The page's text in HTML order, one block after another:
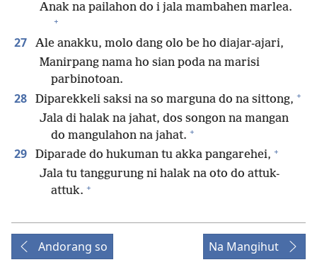
Anak na pailahon do i jala mambahen marlea.
+
27
Ale anakku, molo dang olo be ho diajar-ajari,
Manirpang nama ho sian poda na marisi
parbinotoan.
28 Diparekkeli saksi na so marguna do na sittong, +
Jala di halak na jahat, dos songon na mangan
do mangulahon na jahat. +
29 Diparade do hukuman tu akka pangarehei, +
Jala tu tanggurung ni halak na oto do attuk-
attuk. +
Andorang so Na Mangihut